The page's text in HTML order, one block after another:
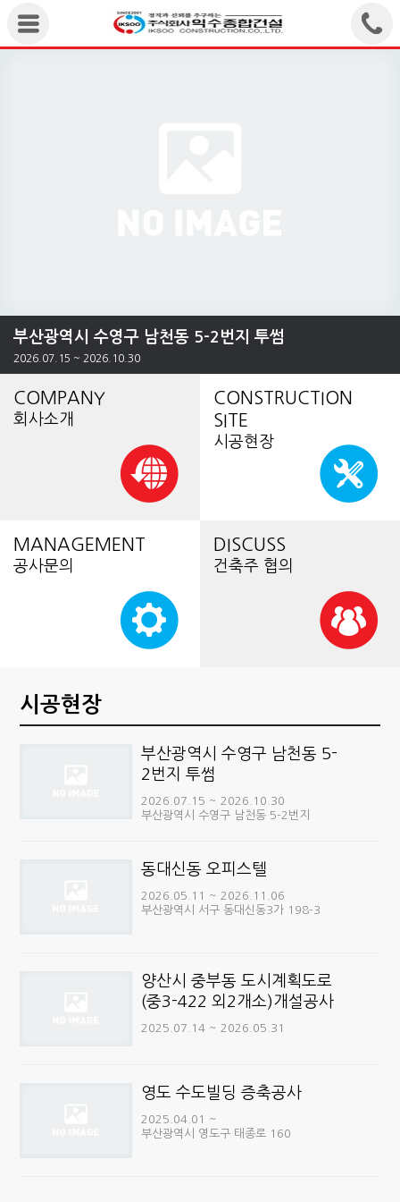
부산광역시 수영구 남천동 5-2번지 투썸
2026.07.15 ~ 2026.10.30
COMPANY
회사소개
CONSTRUCTION
SITE
시공현장
MANAGEMENT
공사문의
DISCUSS
건축주 협의
시공현장
부산광역시 수영구 남천동 5-
2번지 투썸
2026.07.15 ~ 2026.10.30
부산광역시 수영구 남천동 5-2번지
동대신동 오피스텔
2026.05.11 ~ 2026.11.06
부산광역시 서구 동대신동3가 198-3
양산시 중부동 도시계획도로
(중3-422 외2개소)개설공사
2025.07.14 ~ 2026.05.31
영도 수도빌딩 증축공사
2025.04.01 ~
부산광역시 영도구 태종로 160